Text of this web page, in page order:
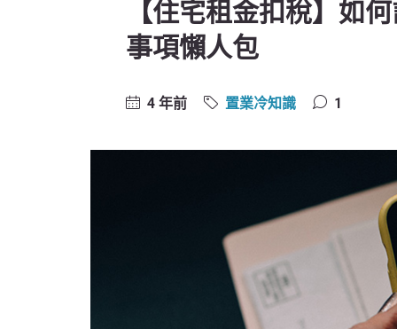
【住宅租金扣稅】如
事項懶人包
4 年前 置業冷知識 1